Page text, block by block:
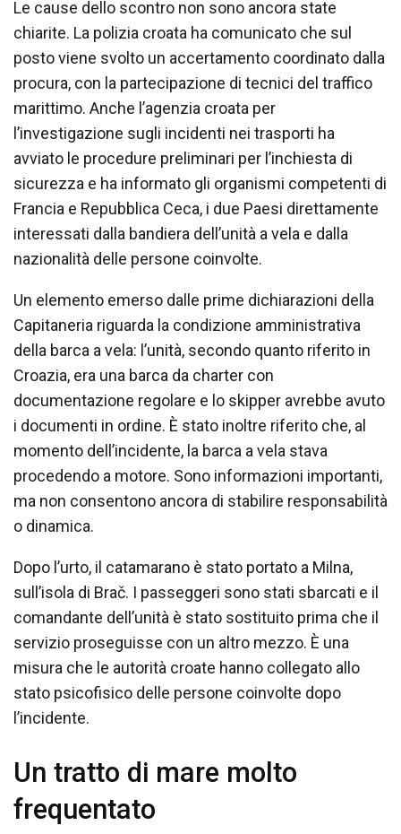
Le cause dello scontro non sono ancora state
chiarite. La polizia croata ha comunicato che sul
posto viene svolto un accertamento coordinato dalla
procura, con la partecipazione di tecnici del traffico
marittimo. Anche l’agenzia croata per
l’investigazione sugli incidenti nei trasporti ha
avviato le procedure preliminari per l’inchiesta di
sicurezza e ha informato gli organismi competenti di
Francia e Repubblica Ceca, i due Paesi direttamente
interessati dalla bandiera dell’unità a vela e dalla
nazionalità delle persone coinvolte.
Un elemento emerso dalle prime dichiarazioni della
Capitaneria riguarda la condizione amministrativa
della barca a vela: l’unità, secondo quanto riferito in
Croazia, era una barca da charter con
documentazione regolare e lo skipper avrebbe avuto
i documenti in ordine. È stato inoltre riferito che, al
momento dell’incidente, la barca a vela stava
procedendo a motore. Sono informazioni importanti,
ma non consentono ancora di stabilire responsabilità
o dinamica.
Dopo l’urto, il catamarano è stato portato a Milna,
sull’isola di Brač. I passeggeri sono stati sbarcati e il
comandante dell’unità è stato sostituito prima che il
servizio proseguisse con un altro mezzo. È una
misura che le autorità croate hanno collegato allo
stato psicofisico delle persone coinvolte dopo
l’incidente.
Un tratto di mare molto
frequentato